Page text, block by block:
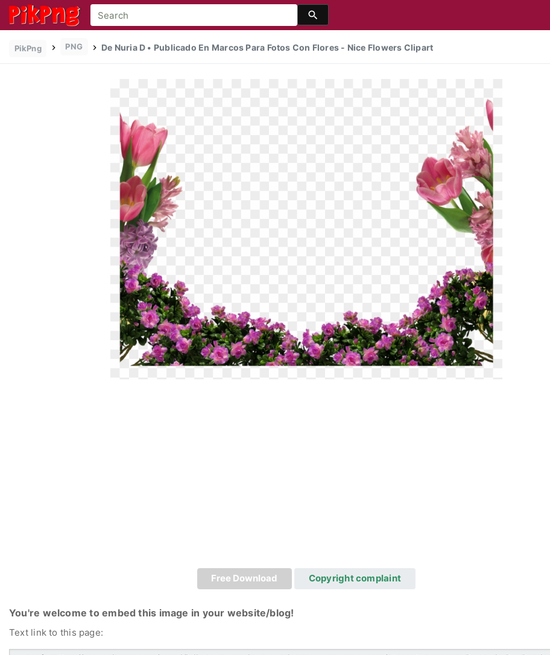
PikPng PNG De Nuria D • Publicado En Marcos Para Fotos Con Flores - Nice Flowers Clipart
Free Download Copyright complaint
You're welcome to embed this image in your website/blog!
Text link to this page: